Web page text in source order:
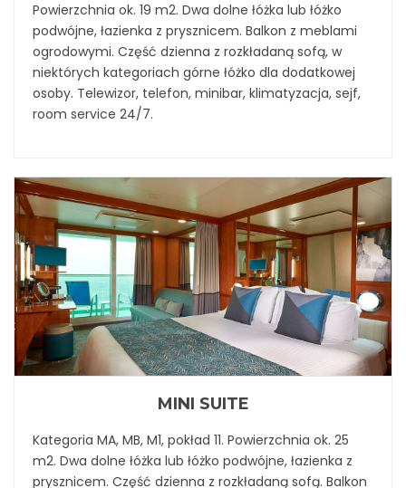
Powierzchnia ok. 19 m2. Dwa dolne łóżka lub łóżko
podwójne, łazienka z prysznicem. Balkon z meblami
ogrodowymi. Część dzienna z rozkładaną sofą, w
niektórych kategoriach górne łóżko dla dodatkowej
osoby. Telewizor, telefon, minibar, klimatyzacja, sejf,
room service 24/7.
MINI SUITE
Kategoria MA, MB, M1, pokład 11. Powierzchnia ok. 25
m2. Dwa dolne łóżka lub łóżko podwójne, łazienka z
prysznicem. Część dzienna z rozkładaną sofą. Balkon